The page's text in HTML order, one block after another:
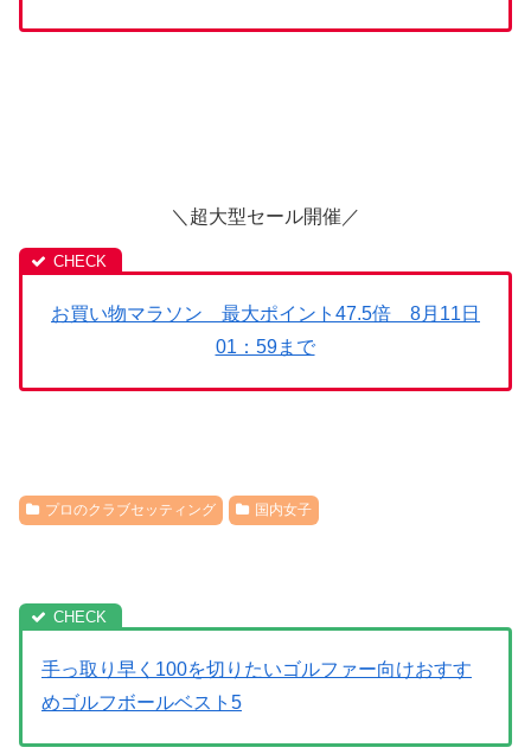
＼超大型セール開催／
お買い物マラソン 最大ポイント47.5倍 8月11日
01：59まで
プロのクラブセッティング 国内女子
手っ取り早く100を切りたいゴルファー向けおすす
めゴルフボールベスト5